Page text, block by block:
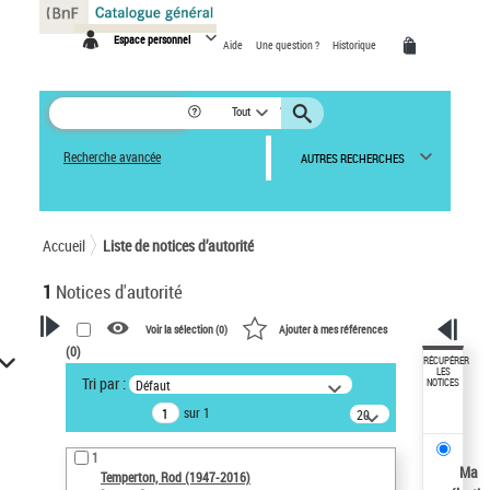
Espace personnel Aide Une question ? Historique
Tout
Recherche avancée AUTRES RECHERCHES
Accueil Liste de notices d’autorité
1 Notices d'autorité
VOTRE RECHERCHE
Recherche avancée dans les
notices d’autorité
Œuvres liées à l'auteur :
Temperton, Rod (1947-2016)
Voir la sélection (0) Ajouter à mes références
(0)
Tri par : Défaut
sur 1
20
résultats/page
1
Temperton, Rod (1947-2016)
RÉCUPÉRER
LES
NOTICES
Ma
Panneau de gestion des cookies